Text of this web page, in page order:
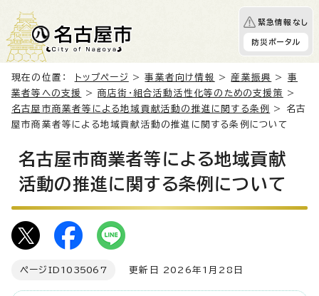
緊急情報なし
防災ポータル
現在の位置： トップページ >事業者向け情報 > 産業振興 > 事
業者等への支援
>商店街・組合活動活性化等のための支援策
>
名古屋市商業者等による地域貢献活動の推進に関する条例
> 名古
屋市商業者等による地域貢献活動の推進に関する条例について
名古屋市商業者等による地域貢献
活動の推進に関する条例について
ページID 1035067 更新日 2026年1月28日